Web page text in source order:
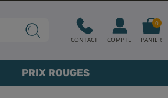
CONTACT COMPTE PANIER
0
PRIX ROUGES